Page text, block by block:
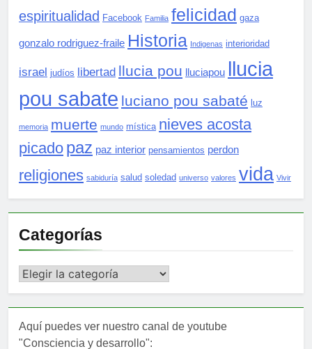
espiritualidad Facebook Familia felicidad gaza
gonzalo rodriguez-fraile Historia Indigenas interioridad
israel judíos libertad llucia pou lluciapou llucia
pou sabate luciano pou sabaté luz
memoria muerte mundo mística nieves acosta
picado paz paz interior pensamientos perdon
religiones sabiduría salud soledad universo valores vida Vivir
Categorías
Categorías
Aquí puedes ver nuestro canal de youtube
"Consciencia y desarrollo":